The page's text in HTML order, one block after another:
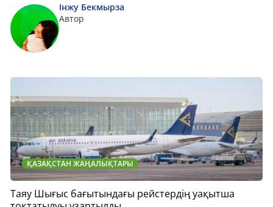
Інжу Бекмырза
Автор
ҚАЗАҚСТАН ЖАҢАЛЫҚТАРЫ
Таяу Шығыс бағытындағы рейстердің уақытша